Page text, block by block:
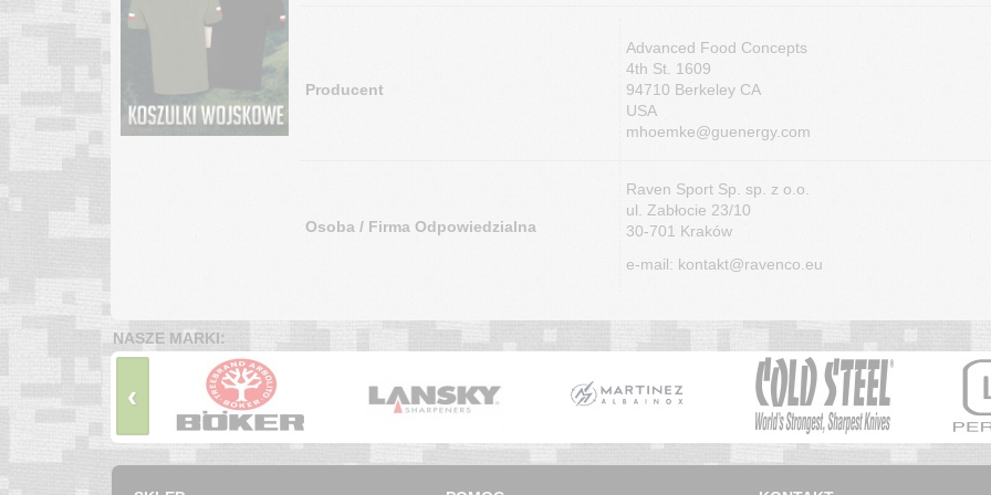
Producent
Advanced Food Concepts
4th St. 1609
94710 Berkeley CA
USA
mhoemke@guenergy.com
Osoba / Firma Odpowiedzialna
Raven Sport Sp. sp. z o.o.
ul. Zabłocie 23/10
30-701 Kraków
e-mail: kontakt@ravenco.eu
NASZE MARKI:
‹